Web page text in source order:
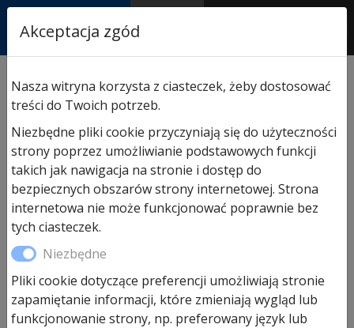
AUTORYZOWANY
PARTNER & SERWIS
Hormann/ Pilot Hormann HS 5 BS czarny połysk
Promocja!
Akceptacja zgód
Nasza witryna korzysta z ciasteczek, żeby dostosować
treści do Twoich potrzeb.
Niezbędne pliki cookie przyczyniają się do użyteczności
strony poprzez umożliwianie podstawowych funkcji
takich jak nawigacja na stronie i dostęp do
bezpiecznych obszarów strony internetowej. Strona
internetowa nie może funkcjonować poprawnie bez
tych ciasteczek.
Niezbędne
Pliki cookie dotyczące preferencji umożliwiają stronie
zapamiętanie informacji, które zmieniają wygląd lub
funkcjonowanie strony, np. preferowany język lub